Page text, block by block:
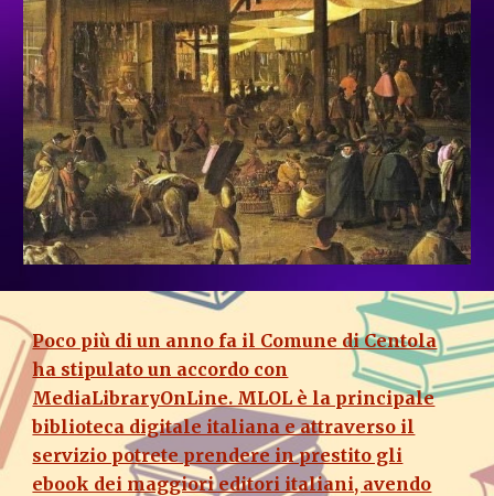
Poco più di un anno fa il Comune di Centola
ha stipulato un accordo con
MediaLibraryOnLine. MLOL è la principale
biblioteca digitale italiana e attraverso il
servizio potrete prendere in prestito gli
ebook dei maggiori editori italiani, avendo